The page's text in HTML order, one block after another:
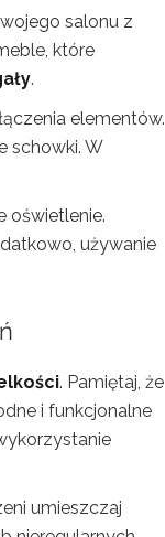
salonu z
które
.
elementów.
schowki. W
oświetlenie.
używanie
. Pamiętaj, że
i funkcjonalne
umieszczaj